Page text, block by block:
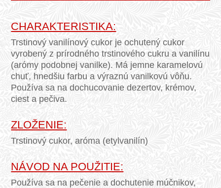
CHARAKTERISTIKA:
Trstinový vanilínový cukor je ochutený cukor
vyrobený z prírodného trstinového cukru a vanilínu
(arómy podobnej vanilke). Má jemne karamelovú
chuť, hnedšiu farbu a výraznú vanilkovú vôňu.
Používa sa na dochucovanie dezertov, krémov,
ciest a pečiva.
ZLOŽENIE:
Trstinový cukor, aróma (etylvanilín)
NÁVOD NA POUŽITIE:
Používa sa na pečenie a dochutenie múčnikov,